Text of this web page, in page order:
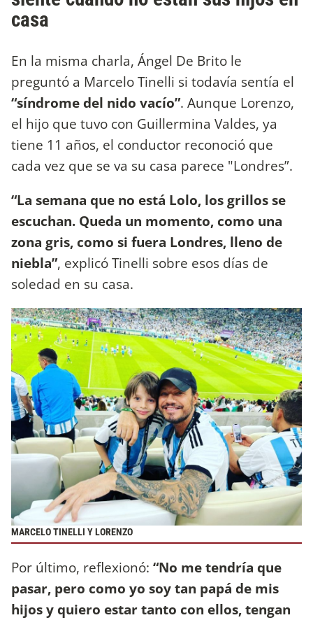
casa
En la misma charla, Ángel De Brito le
preguntó a Marcelo Tinelli si todavía sentía el
“síndrome del nido vacío”. Aunque Lorenzo,
el hijo que tuvo con Guillermina Valdes, ya
tiene 11 años, el conductor reconoció que
cada vez que se va su casa parece "Londres”.
“La semana que no está Lolo, los grillos se
escuchan. Queda un momento, como una
zona gris, como si fuera Londres, lleno de
niebla”, explicó Tinelli sobre esos días de
soledad en su casa.
MARCELO TINELLI Y LORENZO
Por último, reflexionó: “No me tendría que
pasar, pero como yo soy tan papá de mis
hijos y quiero estar tanto con ellos, tengan